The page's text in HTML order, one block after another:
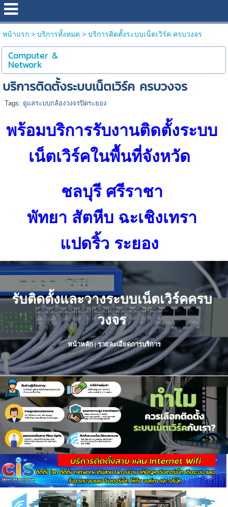
หน้าแรก> บริการทั้งหมด > บริการติดตั้งระบบเน็ตเวิร์ค ครบวงจร
Computer &
Network
บริการติดตั้งระบบเน็ตเวิร์ค ครบวงจร
Tags: ดูแลระบบกล้องวงจรปิดระยอง
พร้อมบริการรับงานติดตั้งระบบ
เน็ตเวิร์คในพื้นที่จังหวัด
ชลบุรี ศรีราชา
พัทยา สัตหีบ ฉะเชิงเทรา
แปดริ้ว ระยอง
รับติดตั้งและวางระบบเน็ตเวิร์คครบ
วงจร
หน้าหลัก|รายละเอียดการบริการ